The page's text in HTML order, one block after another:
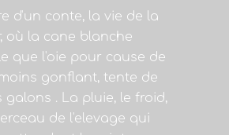
d'un conte, la vie de la
où la cane blanche
que l'oie pour cause de
gonflant, tente de
galons . La pluie, le froid,
de l'elevage qui